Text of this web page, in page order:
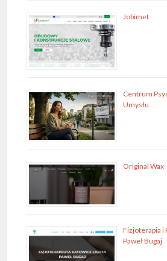
Jobimet
Centrum
Umysłu
Original Wax
Fizjoterapia i
Paweł Bugaj